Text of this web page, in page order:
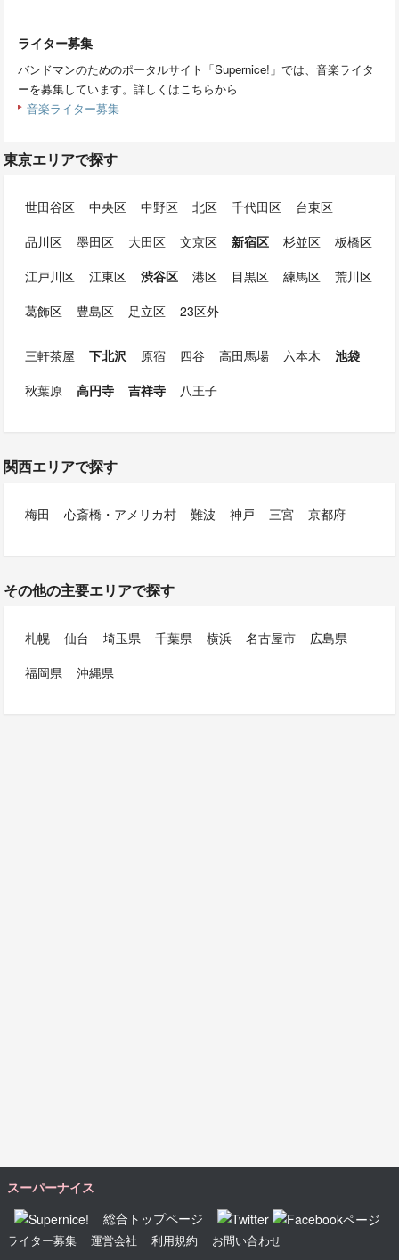
ライター募集
バンドマンのためのポータルサイト「Supernice!」では、音楽ライタ
ーを募集しています。詳しくはこちらから
音楽ライター募集
東京エリアで探す
世田谷区 中央区 中野区 北区 千代田区
台東区
品川区
墨田区 大田区 文京区 新宿区 杉並区
板橋区
江戸川区
江東区 渋谷区 港区 目黒区 練馬区
荒川区
葛飾区
豊島区 足立区 23区外
三軒茶屋 下北沢 原宿 四谷 高田馬場 六本木
池袋
秋葉原
高円寺 吉祥寺 八王子
関西エリアで探す
梅田 心斎橋・アメリカ村 難波 神戸 三宮 京都府
その他の主要エリアで探す
札幌 仙台 埼玉県 千葉県 横浜 名古屋市
広島県
福岡県
沖縄県
スーパーナイス
総合トップページ
ライター募集 運営会社 利用規約 お問い合わせ